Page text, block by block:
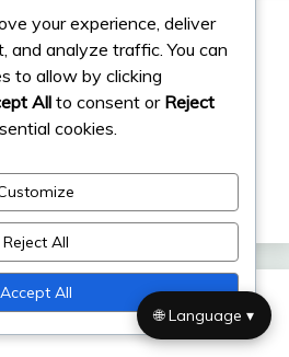
your experience, deliver
and analyze traffic. You can
to allow by clicking
All to consent or Reject
cookies.
Reject All
Accept All
🌐 Language ▾